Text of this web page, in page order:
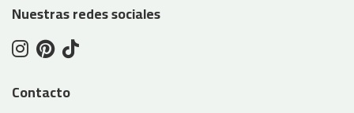
Nuestras redes sociales
Contacto